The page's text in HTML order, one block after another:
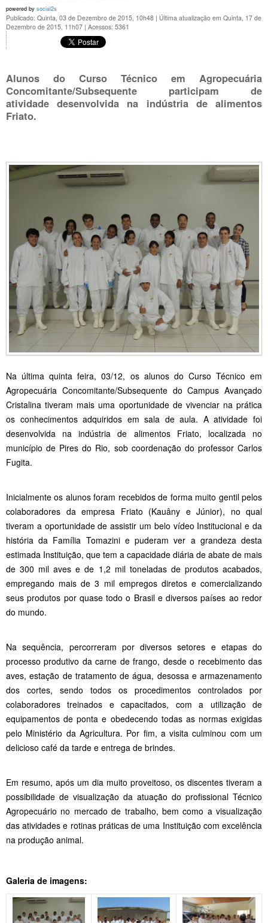
powered by social2s
Publicado: Quinta, 03 de Dezembro de 2015, 10h48 | Última atualização em Quinta, 17 de
Dezembro de 2015, 11h07 | Acessos: 5361
Alunos do Curso Técnico em Agropecuária
Concomitante/Subsequente participam de
atividade desenvolvida na indústria de alimentos
Friato.
Na última quinta feira, 03/12, os alunos do Curso Técnico em
Agropecuária Concomitante/Subsequente do Campus Avançado
Cristalina tiveram mais uma oportunidade de vivenciar na prática
os conhecimentos adquiridos em sala de aula. A atividade foi
desenvolvida na indústria de alimentos Friato, localizada no
município de Pires do Rio, sob coordenação do professor Carlos
Fugita.
Inicialmente os alunos foram recebidos de forma muito gentil pelos
colaboradores da empresa Friato (Kauâny e Júnior), no qual
tiveram a oportunidade de assistir um belo vídeo Institucional e da
história da Família Tomazini e puderam ver a grandeza desta
estimada Instituição, que tem a capacidade diária de abate de mais
de 300 mil aves e de 1,2 mil toneladas de produtos acabados,
empregando mais de 3 mil empregos diretos e comercializando
seus produtos por quase todo o Brasil e diversos países ao redor
do mundo.
Na sequência, percorreram por diversos setores e etapas do
processo produtivo da carne de frango, desde o recebimento das
aves, estação de tratamento de água, desossa e armazenamento
dos cortes, sendo todos os procedimentos controlados por
colaboradores treinados e capacitados, com a utilização de
equipamentos de ponta e obedecendo todas as normas exigidas
pelo Ministério da Agricultura. Por fim, a visita culminou com um
delicioso café da tarde e entrega de brindes.
Em resumo, após um dia muito proveitoso, os discentes tiveram a
possibilidade de visualização da atuação do profissional Técnico
Agropecuário no mercado de trabalho, bem como a visualização
das atividades e rotinas práticas de uma Instituição com excelência
na produção animal.
Galeria de imagens: